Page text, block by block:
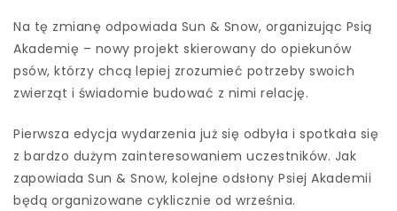
Na tę zmianę odpowiada Sun & Snow, organizując Psią
Akademię – nowy projekt skierowany do opiekunów
psów, którzy chcą lepiej zrozumieć potrzeby swoich
zwierząt i świadomie budować z nimi relację.
Pierwsza edycja wydarzenia już się odbyła i spotkała się
z bardzo dużym zainteresowaniem uczestników. Jak
zapowiada Sun & Snow, kolejne odsłony Psiej Akademii
będą organizowane cyklicznie od września.